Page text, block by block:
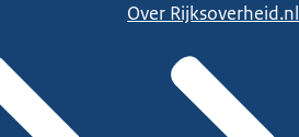
Over Rijksoverheid.nl